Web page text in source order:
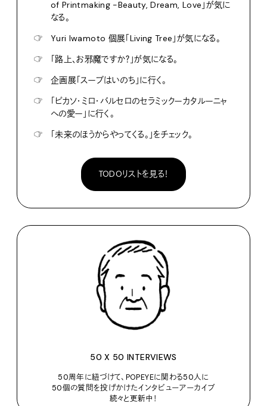
of Printmaking -Beauty, Dream, Love」が気に
なる。
☞
Yuri Iwamoto 個展「Living Tree」が気になる。
☞
「路上、お邪魔ですか？」が気になる。
☞
企画展「スープはいのち」に行く。
☞
「ピカソ・ミロ・バルセロのセラミックーカタルーニャ
への愛ー」に行く。
☞
「未来のほうからやってくる。」をチェック。
TODOリストを見る！
50 X 50 INTERVIEWS
50周年に紐づけて、POPEYEに関わる50人に
50個の質問を投げかけたインタビューアーカイブ
続々と更新中！